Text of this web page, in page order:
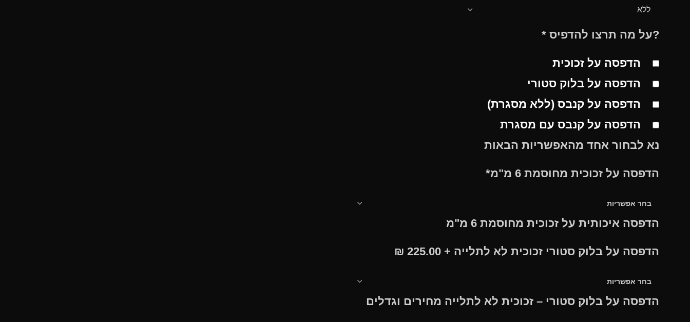
?על מה תרצו להדפיס *
הדפסה על זכוכית
הדפסה על בלוק סטורי
הדפסה על קנבס (ללא מסגרת)
הדפסה על קנבס עם מסגרת
נא לבחור אחד מהאפשריות הבאות
הדפסה על זכוכית מחוסמת 6 מ"מ *
הדפסה איכותית על זכוכית מחוסמת 6 מ"מ
הדפסה על בלוק סטורי זכוכית לא לתלייה + 225.00
₪
הדפסה על בלוק סטורי – זכוכית לא לתלייה מחירים וגדלים